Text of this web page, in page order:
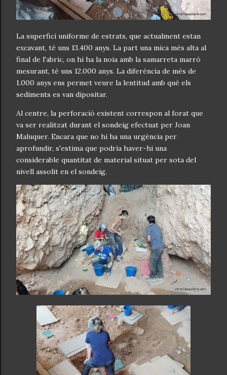
La superfici uniforme de estrats, que actualment estan
excavant, té uns 13.400 anys. La part una mica més alta al
final de l'abric, on hi ha la noia amb la samarreta marró
mesurant, té uns 12.000 anys. La diferència de més de
1.000 anys ens permet veure la lentitud amb què els
sediments es van dipositar.
Al centre, la perforació existent correspon al forat que
va ser realitzat durant el sondeig efectuat per Joan
Maluquer. Encara que no hi ha una urgència per
aprofundir, s'estima que podria haver-hi una
considerable quantitat de material situat per sota del
nivell assolit en el sondeig.